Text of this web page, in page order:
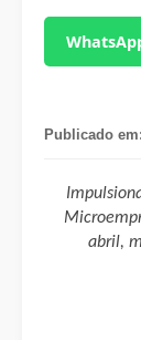
Publicado em:
abril,